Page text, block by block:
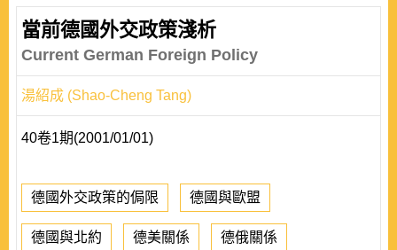
當前德國外交政策淺析
Current German Foreign Policy
湯紹成 (Shao-Cheng Tang)
40卷1期(2001/01/01)
德國外交政策的侷限 德國與歐盟
德國與北約 德美關係 德俄關係